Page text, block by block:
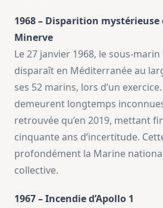
1968 – Disparition
Minerve
Le 27 janvier 1968, le sous-
disparaît en Méditerranée au
ses 52 marins, lors d’un
demeurent longtemps
retrouvée qu’en 2019, mettant
cinquante ans d’incertitude.
profondément la Marine
collective.
1967 – Incendie d’Apollo 1